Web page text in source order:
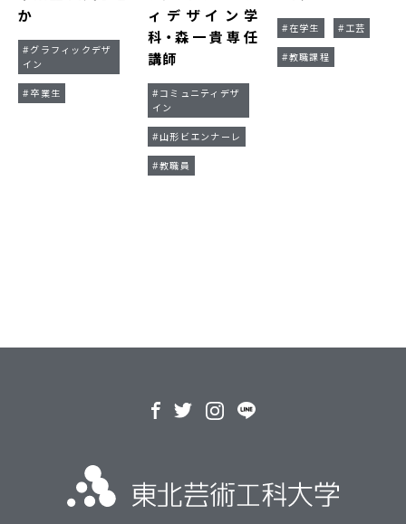
か
#グラフィックデザ
イン
#卒業生
ィデザイン学
科・森一貴専任
講師
#コミュニティデザ
イン
#山形ビエンナーレ
#教職員
#在学生 #工芸
#教職課程